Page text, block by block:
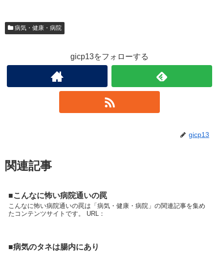
病気・健康・病院
gicp13をフォローする
gicp13
関連記事
■こんなに怖い病院通いの罠
こんなに怖い病院通いの罠は「病気・健康・病院」の関連記事を集め
たコンテンツサイトです。 URL：
■病気のタネは腸内にあり